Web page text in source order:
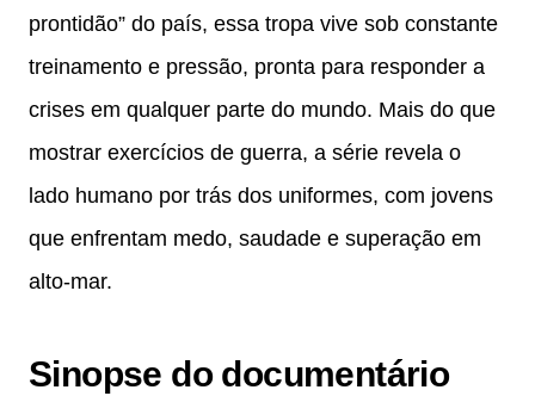
prontidão” do país, essa tropa vive sob constante
treinamento e pressão, pronta para responder a
crises em qualquer parte do mundo. Mais do que
mostrar exercícios de guerra, a série revela o
lado humano por trás dos uniformes, com jovens
que enfrentam medo, saudade e superação em
alto-mar.
Sinopse do documentário